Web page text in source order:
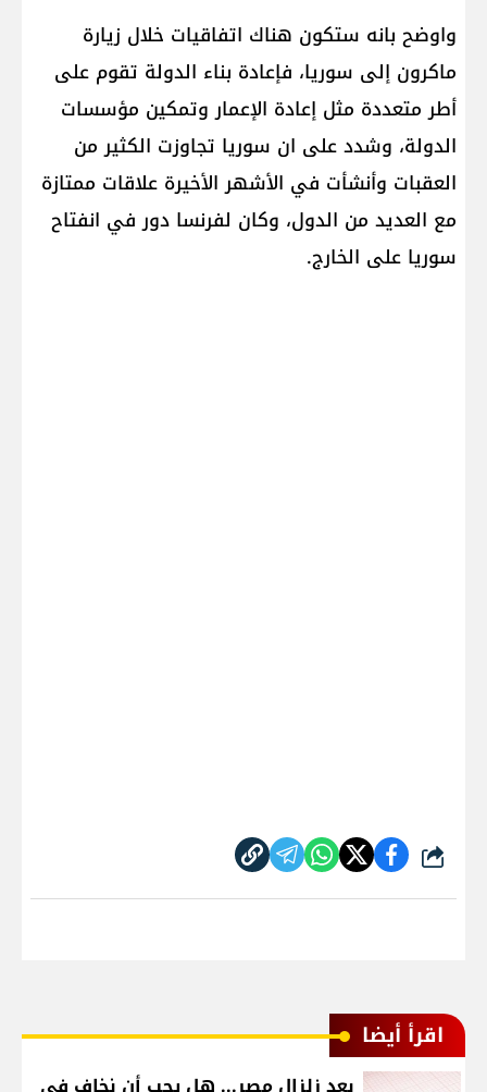
واوضح بانه ستكون هناك اتفاقيات خلال زيارة
ماكرون إلى سوريا، فإعادة بناء الدولة تقوم على
أطر متعددة مثل إعادة الإعمار وتمكين مؤسسات
الدولة، وشدد على ان سوريا تجاوزت الكثير من
العقبات وأنشأت في ‏الأشهر الأخيرة علاقات ممتازة
مع العديد من الدول، وكان ‏لفرنسا دور في انفتاح
سوريا على الخارج.
شارك
اقرأ أيضا